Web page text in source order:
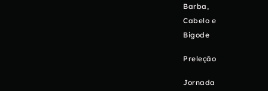
Barba,
Cabelo e
Bigode
Preleção
Jornada